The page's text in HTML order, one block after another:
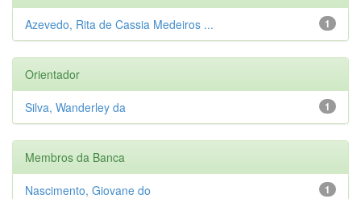
1
Azevedo, Rita de Cassia Medeiros ...
Orientador
1
Silva, Wanderley da
Membros da Banca
1
Nascimento, Giovane do